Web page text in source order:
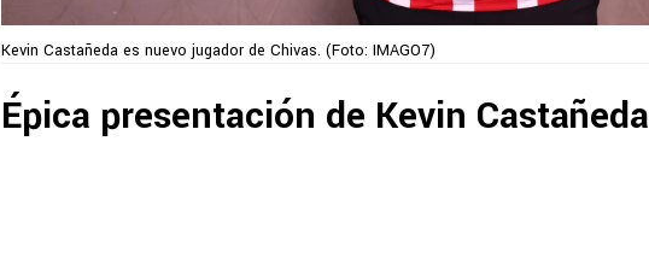
Kevin Castañeda es nuevo jugador de Chivas. (Foto: IMAGO7)
Épica presentación de Kevin Castañeda